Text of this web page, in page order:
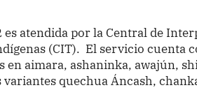
es atendida por la Central de
(CIT). El servicio cuenta
en aimara, ashaninka, awajún,
variantes quechua Áncash,